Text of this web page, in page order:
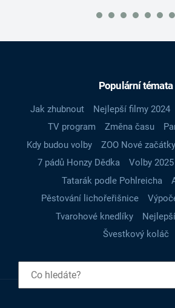
Populární témata
Jak zhubnout Nejlepší filmy 2024
TV program
Změna času
Kdy budou volby
ZOO Nové začátky
7 pádů Honzy Dědka
Volby 2025
Tatarák podle Pohlreicha
Pěstování lichořeřišnice
Tvarohové knedlíky
Švestkový koláč